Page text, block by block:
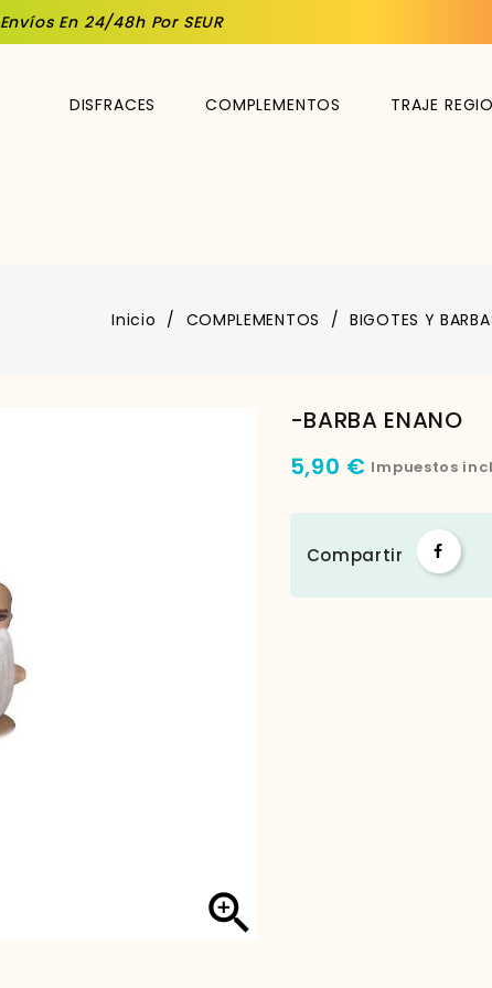
Envíos En 24/48h Por SEUR
DISFRACES COMPLEMENTOS TRAJE
Inicio COMPLEMENTOS BIGOTES Y

-BARBA ENANO
5,90 € Impuestos
Compartir